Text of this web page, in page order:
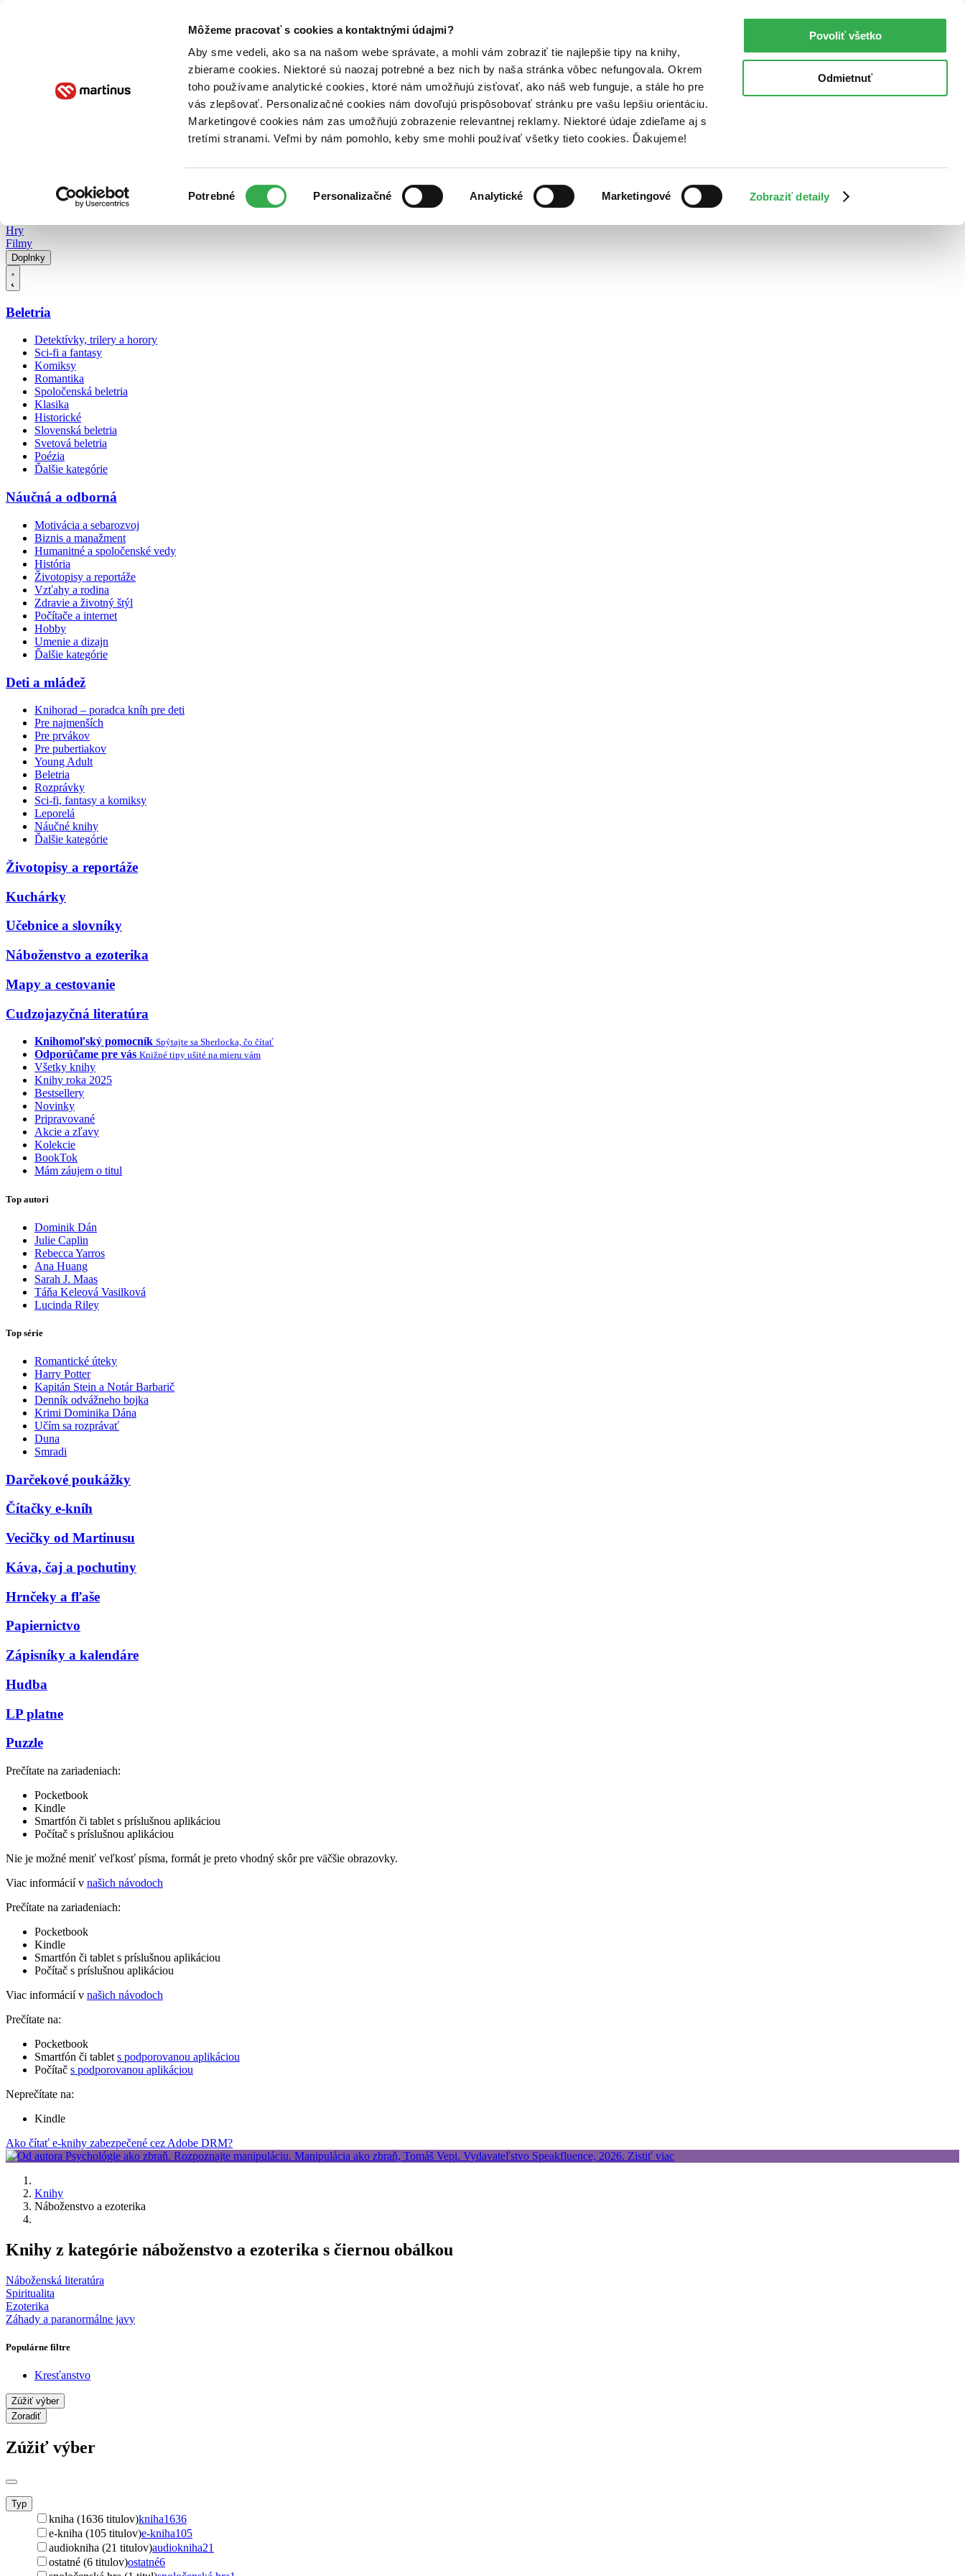
Môžeme pracovať s cookies a kontaktnými údajmi?
Aby sme vedeli, ako sa na našom webe správate, a mohli vám zobraziť tie najlepšie tipy na knihy,
zbierame cookies. Niektoré sú naozaj potrebné a bez nich by naša stránka vôbec nefungovala. Okrem
toho používame analytické cookies, ktoré nám umožňujú zisťovať, ako náš web funguje, a stále ho pre
vás zlepšovať. Personalizačné cookies nám dovoľujú prispôsobovať stránku pre vašu lepšiu orientáciu.
Marketingové cookies nám zas umožňujú zobrazenie relevantnej reklamy. Niektoré údaje zdieľame aj s
tretími stranami. Veľmi by nám pomohlo, keby sme mohli používať všetky tieto cookies. Ďakujeme!
súhlasu
Potrebné Personalizačné Analytické Marketingové Zobraziť detaily
Povoliť všetko
Odmietnuť
Poukážky Kontakt
Hry
Filmy
Doplnky
Beletria
Detektívky, trilery a horory
Sci-fi a fantasy
Komiksy
Romantika
Spoločenská beletria
Klasika
Historické
Slovenská beletria
Svetová beletria
Poézia
Ďalšie kategórie
Náučná a odborná
Motivácia a sebarozvoj
Biznis a manažment
Humanitné a spoločenské vedy
História
Životopisy a reportáže
Vzťahy a rodina
Zdravie a životný štýl
Počítače a internet
Hobby
Umenie a dizajn
Ďalšie kategórie
Deti a mládež
Knihorad – poradca kníh pre deti
Pre najmenších
Pre prvákov
Pre pubertiakov
Young Adult
Beletria
Rozprávky
Sci-fi, fantasy a komiksy
Leporelá
Náučné knihy
Ďalšie kategórie
Životopisy a reportáže
Kuchárky
Učebnice a slovníky
Náboženstvo a ezoterika
Mapy a cestovanie
Cudzojazyčná literatúra
Knihomoľský pomocník Spýtajte sa Sherlocka, čo čítať
Odporúčame pre vás Knižné tipy ušité na mieru vám
Všetky knihy
Knihy roka 2025
Bestsellery
Novinky
Pripravované
Akcie a zľavy
Kolekcie
BookTok
Mám záujem o titul
Top autori
Dominik Dán
Julie Caplin
Rebecca Yarros
Ana Huang
Sarah J. Maas
Táňa Keleová Vasilková
Lucinda Riley
Top série
Romantické úteky
Harry Potter
Kapitán Stein a Notár Barbarič
Denník odvážneho bojka
Krimi Dominika Dána
Učím sa rozprávať
Duna
Smradi
Darčekové poukážky
Čítačky e-kníh
Vecičky od Martinusu
Káva, čaj a pochutiny
Hrnčeky a fľaše
Papiernictvo
Zápisníky a kalendáre
Hudba
LP platne
Puzzle
Prečítate na zariadeniach:
Pocketbook
Kindle
Smartfón či tablet s príslušnou aplikáciou
Počítač s príslušnou aplikáciou
Nie je možné meniť veľkosť písma, formát je preto vhodný skôr pre väčšie obrazovky.
Viac informácií v našich návodoch
Prečítate na zariadeniach:
Pocketbook
Kindle
Smartfón či tablet s príslušnou aplikáciou
Počítač s príslušnou aplikáciou
Viac informácií v našich návodoch
Prečítate na:
Pocketbook
Smartfón či tablet s podporovanou aplikáciou
Počítač s podporovanou aplikáciou
Neprečítate na:
Kindle
Ako čítať e-knihy zabezpečené cez Adobe DRM?
Knihy
Náboženstvo a ezoterika
Knihy z kategórie náboženstvo a ezoterika s čiernou obálkou
Náboženská literatúra
Spiritualita
Ezoterika
Záhady a paranormálne javy
Populárne filtre
Kresťanstvo
Zúžiť výber
Zoradiť
Zúžiť výber
Typ
kniha (1636 titulov)kniha1636
e-kniha (105 titulov)e-kniha105
audiokniha (21 titulov)audiokniha21
ostatné (6 titulov)ostatné6